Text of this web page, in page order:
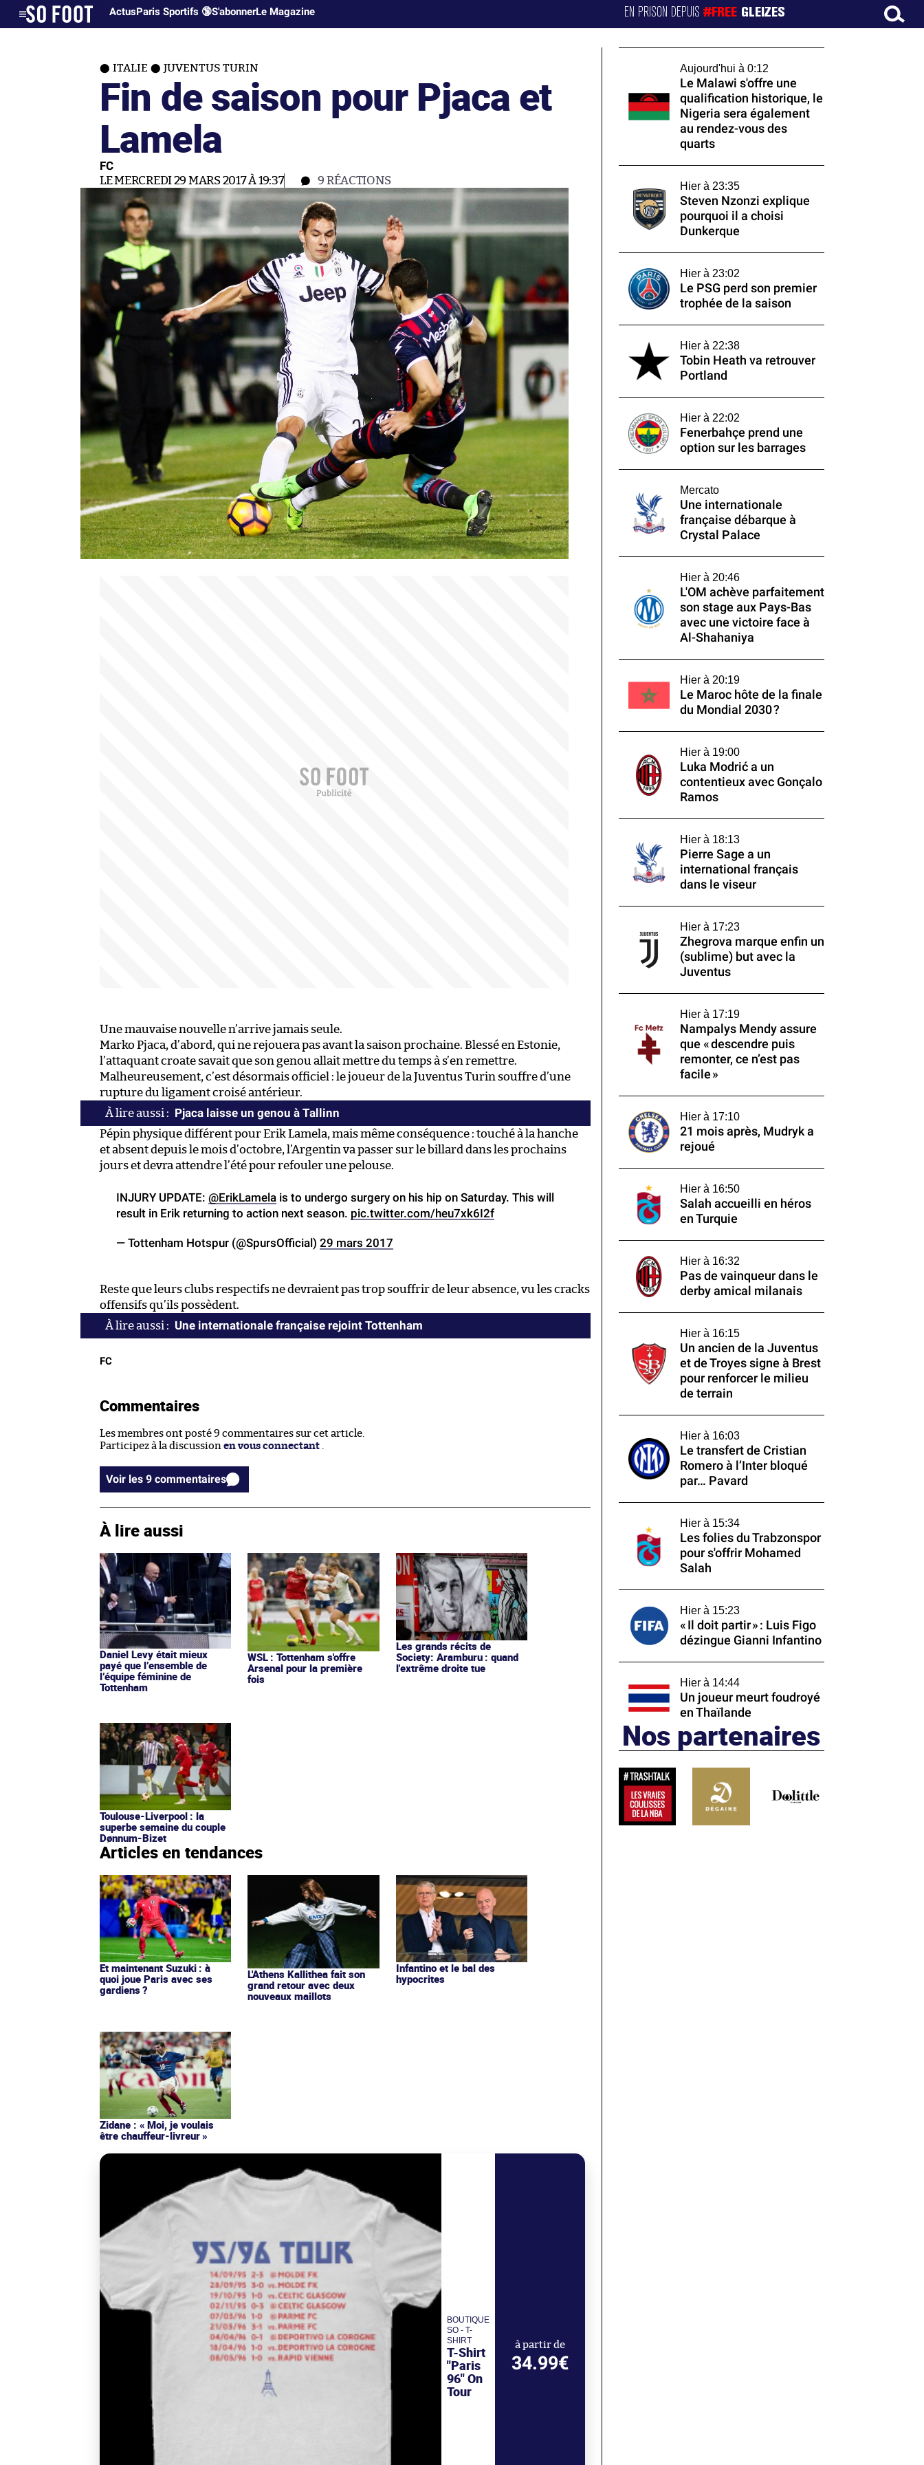
ActusParis Sportifs 🔞S'abonnerLe Magazine EN PRISON DEPUIS#FREE GLEIZES
ITALIE JUVENTUS TURIN
Fin de saison pour Pjaca et
Lamela
FC
LE MERCREDI 29 MARS 2017 À 19:37 9 RÉACTIONS
Une mauvaise nouvelle n’arrive jamais seule.
Marko Pjaca, d’abord, qui ne rejouera pas avant la saison prochaine. Blessé en Estonie,
l’attaquant croate savait que son genou allait mettre du temps à s’en remettre.
Malheureusement, c’est désormais officiel : le joueur de la Juventus Turin souffre d’une
rupture du ligament croisé antérieur.
Pjaca laisse un genou à Tallinn
Pépin physique différent pour Erik Lamela, mais même conséquence : touché à la hanche
et absent depuis le mois d’octobre, l’Argentin va passer sur le billard dans les prochains
jours et devra attendre l’été pour refouler une pelouse.
INJURY UPDATE: @ErikLamela is to undergo surgery on his hip on Saturday. This will
result in Erik returning to action next season. pic.twitter.com/heu7xk6I2f
— Tottenham Hotspur (@SpursOfficial) 29 mars 2017
Reste que leurs clubs respectifs ne devraient pas trop souffrir de leur absence, vu les cracks
offensifs qu’ils possèdent.
Une internationale française rejoint Tottenham
FC
Commentaires
Les membres ont posté 9 commentaires sur cet article.
Participez à la discussion en vous connectant
Voir les 9 commentaires
À lire aussi
Daniel Levy était mieux
payé que l’ensemble de
l’équipe féminine de
Tottenham
WSL : Tottenham s'offre
Arsenal pour la première
fois
Les grands récits de
Society: Aramburu : quand
l'extrême droite tue
Toulouse-Liverpool : la
superbe semaine du couple
Dønnum-Bizet
Articles en tendances
Et maintenant Suzuki : à
quoi joue Paris avec ses
gardiens ?
L'Athens Kallithea fait son
grand retour avec deux
nouveaux maillots
Infantino et le bal des
hypocrites
Zidane : « Moi, je voulais
être chauffeur-livreur »
BOUTIQUE
SO - T-
SHIRT
T-Shirt
"Paris
96" On
Tour
à partir de
34.99€
Aujourd'hui à 0:12
Le Malawi s'offre une
qualification historique, le
Nigeria sera également
au rendez-vous des
quarts
Hier à 23:35
Steven Nzonzi explique
pourquoi il a choisi
Dunkerque
Hier à 23:02
Le PSG perd son premier
trophée de la saison
Hier à 22:38
Tobin Heath va retrouver
Portland
Hier à 22:02
Fenerbahçe prend une
option sur les barrages
Mercato
Une internationale
française débarque à
Crystal Palace
Hier à 20:46
L'OM achève parfaitement
son stage aux Pays-Bas
avec une victoire face à
Al-Shahaniya
Hier à 20:19
Le Maroc hôte de la finale
du Mondial 2030 ?
Hier à 19:00
Luka Modrić a un
contentieux avec Gonçalo
Ramos
Hier à 18:13
Pierre Sage a un
international français
dans le viseur
Hier à 17:23
Zhegrova marque enfin un
(sublime) but avec la
Juventus
Hier à 17:19
Nampalys Mendy assure
que « descendre puis
remonter, ce n’est pas
facile »
Hier à 17:10
21 mois après, Mudryk a
rejoué
Hier à 16:50
Salah accueilli en héros
en Turquie
Hier à 16:32
Pas de vainqueur dans le
derby amical milanais
Hier à 16:15
Un ancien de la Juventus
et de Troyes signe à Brest
pour renforcer le milieu
de terrain
Hier à 16:03
Le transfert de Cristian
Romero à l’Inter bloqué
par… Pavard
Hier à 15:34
Les folies du Trabzonspor
pour s'offrir Mohamed
Salah
Hier à 15:23
« Il doit partir » : Luis Figo
dézingue Gianni Infantino
Hier à 14:44
Un joueur meurt foudroyé
en Thaïlande
Nos partenaires